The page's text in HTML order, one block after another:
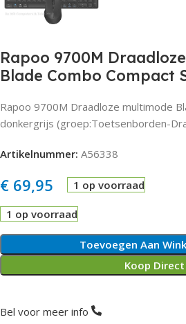
Rapoo 9700M
Blade Combo Compact
Rapoo 9700M Draadloze multimode
donkergrijs (groep:Toetsenborden-
Artikelnummer: A56338
€ 69,95 1 op voorraad
1 op voorraad
Toevoegen Aan
Koop Direct
Bel voor meer info